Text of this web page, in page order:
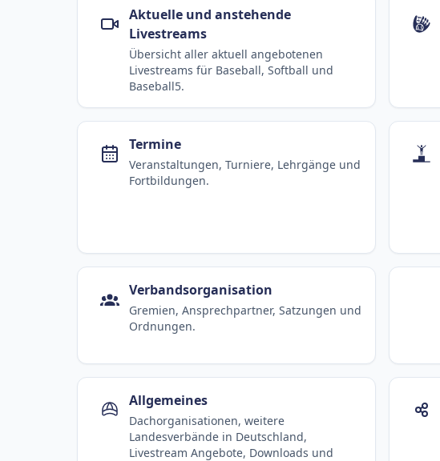
Aktuelle und anstehende
Livestreams
Übersicht aller aktuell angebotenen
Livestreams für Baseball, Softball und
Baseball5.
Termine
Veranstaltungen, Turniere, Lehrgänge und
Fortbildungen.
Verbandsorganisation
Gremien, Ansprechpartner, Satzungen und
Ordnungen.
Allgemeines
Dachorganisationen, weitere
Landesverbände in Deutschland,
Livestream Angebote, Downloads und